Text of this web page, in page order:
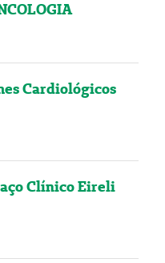
Cardiológicos
Clínico Eireli